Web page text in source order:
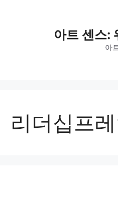
아트 센스:
아
리더십프